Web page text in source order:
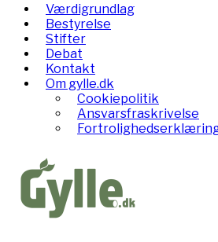
Værdigrundlag
Bestyrelse
Stifter
Debat
Kontakt
Om gylle.dk
Cookiepolitik
Ansvarsfraskrivelse